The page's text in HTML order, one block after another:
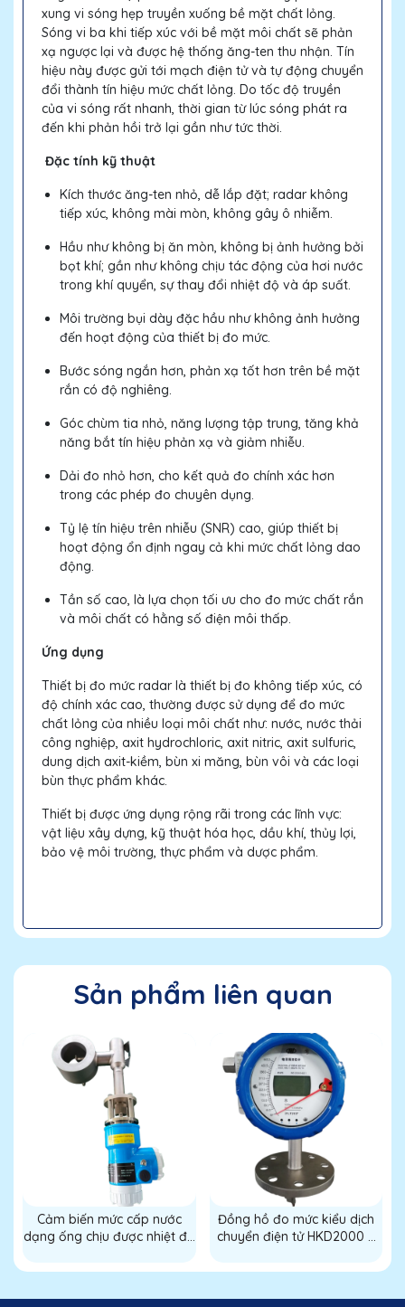
xung vi sóng hẹp truyền xuống bề mặt chất lỏng.
Sóng vi ba khi tiếp xúc với bề mặt môi chất sẽ phản
xạ ngược lại và được hệ thống ăng-ten thu nhận. Tín
hiệu này được gửi tới mạch điện tử và tự động chuyển
đổi thành tín hiệu mức chất lỏng. Do tốc độ truyền
của vi sóng rất nhanh, thời gian từ lúc sóng phát ra
đến khi phản hồi trở lại gần như tức thời.
Đặc tính kỹ thuật
Kích thước ăng-ten nhỏ, dễ lắp đặt; radar không
tiếp xúc, không mài mòn, không gây ô nhiễm.
Hầu như không bị ăn mòn, không bị ảnh hưởng bởi
bọt khí; gần như không chịu tác động của hơi nước
trong khí quyển, sự thay đổi nhiệt độ và áp suất.
Môi trường bụi dày đặc hầu như không ảnh hưởng
đến hoạt động của thiết bị đo mức.
Bước sóng ngắn hơn, phản xạ tốt hơn trên bề mặt
rắn có độ nghiêng.
Góc chùm tia nhỏ, năng lượng tập trung, tăng khả
năng bắt tín hiệu phản xạ và giảm nhiễu.
Dải đo nhỏ hơn, cho kết quả đo chính xác hơn
trong các phép đo chuyên dụng.
Tỷ lệ tín hiệu trên nhiễu (SNR) cao, giúp thiết bị
hoạt động ổn định ngay cả khi mức chất lỏng dao
động.
Tần số cao, là lựa chọn tối ưu cho đo mức chất rắn
và môi chất có hằng số điện môi thấp.
Ứng dụng
Thiết bị đo mức radar là thiết bị đo không tiếp xúc, có
độ chính xác cao, thường được sử dụng để đo mức
chất lỏng của nhiều loại môi chất như: nước, nước thải
công nghiệp, axit hydrochloric, axit nitric, axit sulfuric,
dung dịch axit-kiềm, bùn xi măng, bùn vôi và các loại
bùn thực phẩm khác.
Thiết bị được ứng dụng rộng rãi trong các lĩnh vực:
vật liệu xây dựng, kỹ thuật hóa học, dầu khí, thủy lợi,
bảo vệ môi trường, thực phẩm và dược phẩm.
Sản phẩm liên quan
Cảm biến mức cấp nước
dạng ống chịu được nhiệt độ
temperature tube liquid
Đồng hồ đo mức kiểu dịch
chuyển điện tử HKD2000 /
chuyển điện tử HKD2000